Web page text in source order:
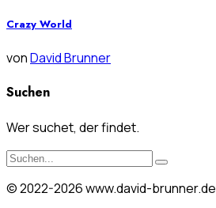
Crazy World
vonDavid Brunner
Suchen
Wer suchet, der findet.
© 2022-2026 www.david-brunner.de